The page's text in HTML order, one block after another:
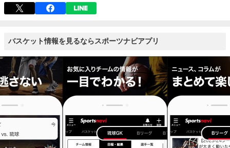
バスケット情報を見るならスポーツナビアプリ